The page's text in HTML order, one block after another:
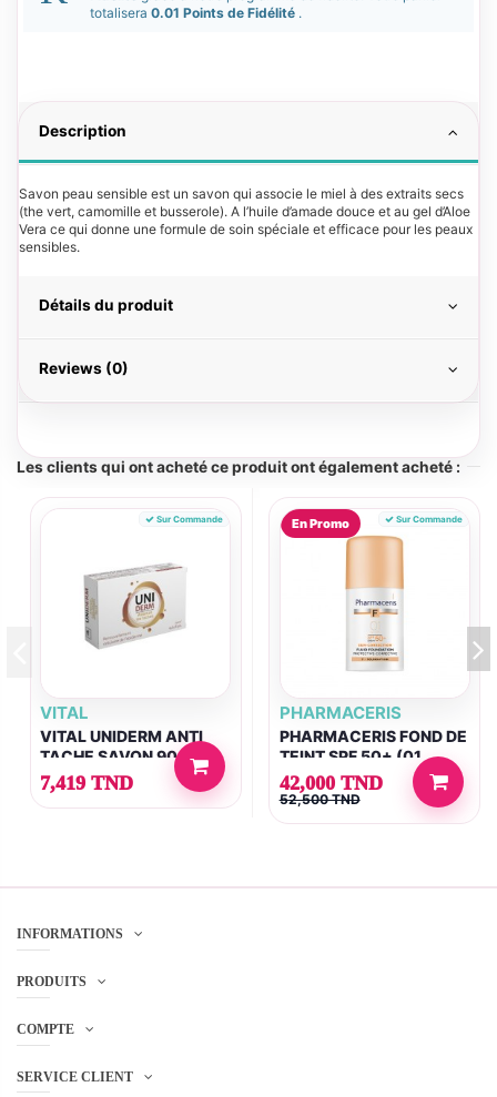
totalisera 0.01 Points de Fidélité .
Description
Savon peau sensible est un savon qui associe le miel à des extraits secs
(the vert, camomille et busserole). A l’huile d’amade douce et au gel d’Aloe
Vera ce qui donne une formule de soin spéciale et efficace pour les peaux
sensibles.
Détails du produit
Reviews (0)
Les clients qui ont acheté ce produit ont également acheté :
Sur Commande
VITAL
VITAL UNIDERM ANTI
TACHE SAVON 90GR
7,419 TND
En Promo Sur Commande
PHARMACERIS
PHARMACERIS FOND DE
TEINT SPF 50+ (01
IVORY) 30ML
42,000 TND
52,500 TND
INFORMATIONS
PRODUITS
COMPTE
SERVICE CLIENT